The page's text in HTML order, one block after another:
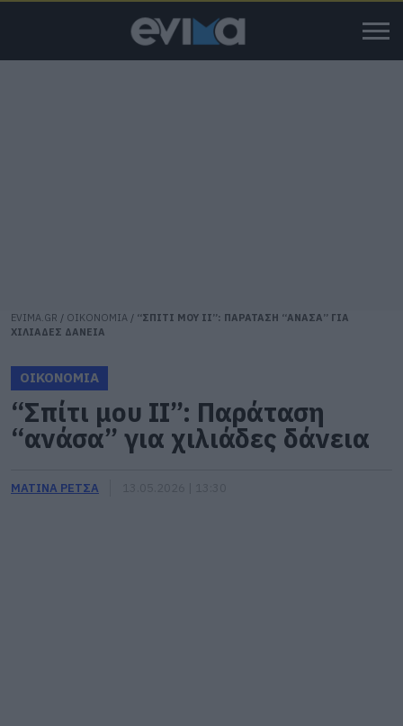
EVIMA.GR / ΟΙΚΟΝΟΜΙΑ / “ΣΠΙΤΙ ΜΟΥ ΙΙ”: ΠΑΡΑΤΑΣΗ “ΑΝΑΣΑ” ΓΙΑ
ΧΙΛΙΑΔΕΣ ΔΑΝΕΙΑ
ΟΙΚΟΝΟΜΙΑ
“Σπίτι μου ΙΙ”: Παράταση
“ανάσα” για χιλιάδες δάνεια
ΜΑΤΙΝΑ ΡΕΤΣΑ